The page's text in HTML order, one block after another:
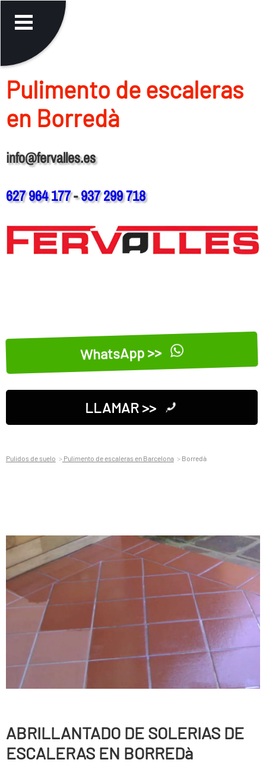
Pulimento de escaleras
en Borredà
info@fervalles.es
627 964 177-937 299 718
WhatsApp >>
LLAMAR >>
Pulidos de suelo Pulimento de escaleras en Barcelona Borredà
ABRILLANTADO DE SOLERIAS DE
ESCALERAS EN BORREDà